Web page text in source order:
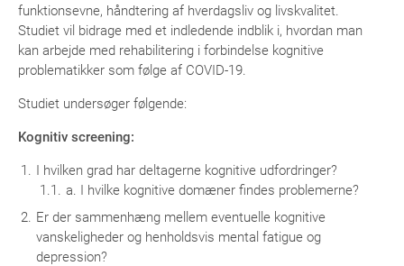
funktionsevne, håndtering af hverdagsliv og livskvalitet.
Studiet vil bidrage med et indledende indblik i, hvordan man
kan arbejde med rehabilitering i forbindelse kognitive
problematikker som følge af COVID-19.
Studiet undersøger følgende:
Kognitiv screening:
I hvilken grad har deltagerne kognitive udfordringer?
a. I hvilke kognitive domæner findes problemerne?
Er der sammenhæng mellem eventuelle kognitive
vanskeligheder og henholdsvis mental fatigue og
depression?